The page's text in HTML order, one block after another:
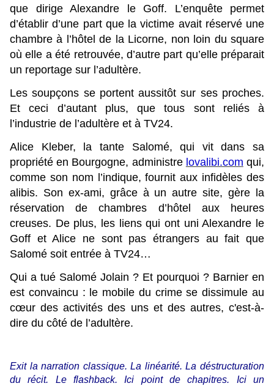
que dirige Alexandre le Goff. L’enquête permet
d’établir d’une part que la victime avait réservé une
chambre à l’hôtel de la Licorne, non loin du square
où elle a été retrouvée, d’autre part qu’elle préparait
un reportage sur l’adultère.
Les soupçons se portent aussitôt sur ses proches.
Et ceci d’autant plus, que tous sont reliés à
l’industrie de l’adultère et à TV24.
Alice Kleber, la tante Salomé, qui vit dans sa
propriété en Bourgogne, administre lovalibi.com qui,
comme son nom l’indique, fournit aux infidèles des
alibis. Son ex-ami, grâce à un autre site, gère la
réservation de chambres d’hôtel aux heures
creuses. De plus, les liens qui ont uni Alexandre le
Goff et Alice ne sont pas étrangers au fait que
Salomé soit entrée à TV24…
Qui a tué Salomé Jolain ? Et pourquoi ? Barnier en
est convaincu : le mobile du crime se dissimule au
cœur des activités des uns et des autres, c'est-à-
dire du côté de l’adultère.
Exit la narration classique. La linéarité. La déstructuration
du récit. Le flashback. Ici point de chapitres. Ici un